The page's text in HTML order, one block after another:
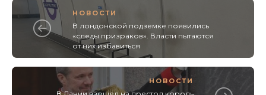
НОВОСТИ
В лондонской подземке появились
«следы призраков». Власти пытаются
от них избавиться
НОВОСТИ